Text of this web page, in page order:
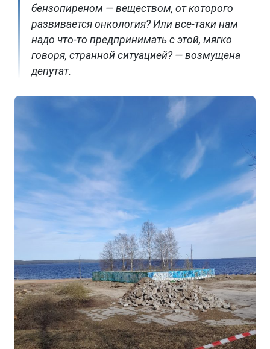
бензопиреном — веществом, от которого
развивается онкология? Или все-таки нам
надо что-то предпринимать с этой, мягко
говоря, странной ситуацией? — возмущена
депутат.